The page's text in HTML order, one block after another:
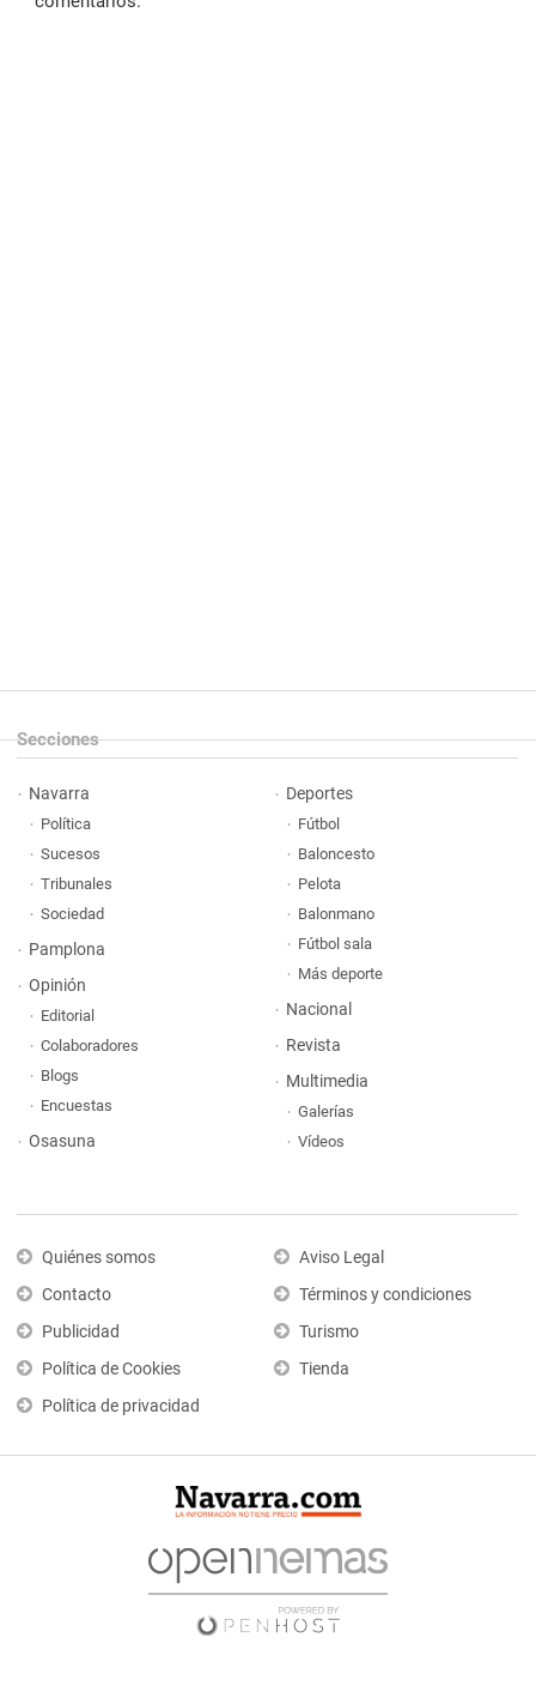
Secciones
Navarra
Política
Sucesos
Tribunales
Sociedad
Pamplona
Opinión
Editorial
Colaboradores
Blogs
Encuestas
Osasuna
Deportes
Fútbol
Baloncesto
Pelota
Balonmano
Fútbol sala
Más deporte
Nacional
Revista
Multimedia
Galerías
Vídeos
Quiénes somos
Contacto
Publicidad
Política de Cookies
Política de privacidad
Aviso Legal
Términos y condiciones
Turismo
Tienda